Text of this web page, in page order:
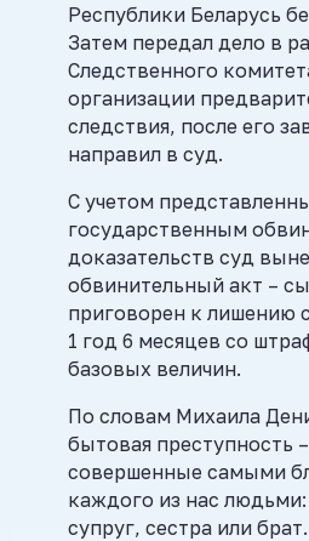
Республики Беларусь
Затем передал дело в
Следственного
организации
следствия, после его
направил в суд.
С учетом
государственным
доказательств суд
обвинительный акт –
приговорен к лишению
1 год 6 месяцев со
базовых величин.
По словам Михаила
бытовая преступность
совершенные самыми
каждого из нас
супруг, сестра или